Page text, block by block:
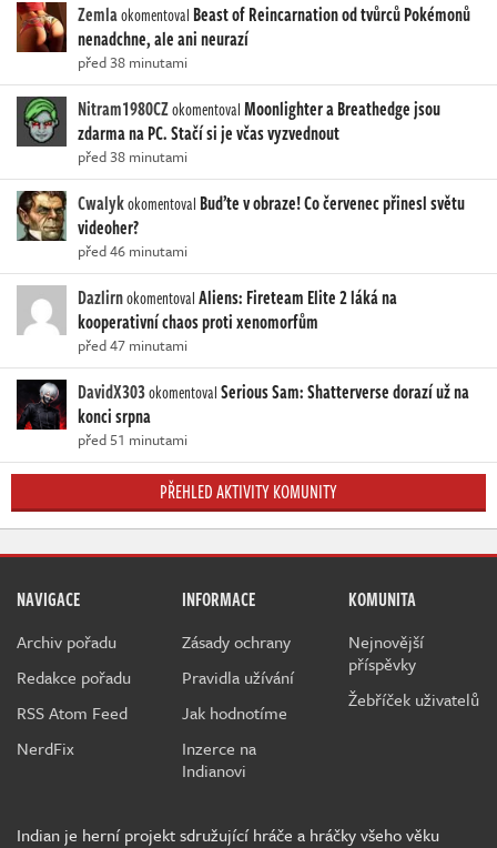
Zemlaokomentoval Beast of Reincarnation od tvůrců Pokémonů
nenadchne, ale ani neurazí
před 38 minutami
Nitram1980CZokomentovalMoonlighter a Breathedge jsou
zdarma na PC. Stačí si je včas vyzvednout
před 38 minutami
Cwalykokomentoval Buďte v obraze! Co červenec přinesl světu
videoher?
před 46 minutami
DazlirnokomentovalAliens: Fireteam Elite 2 láká na
kooperativní chaos proti xenomorfům
před 47 minutami
DavidX303okomentovalSerious Sam: Shatterverse dorazí už na
konci srpna
před 51 minutami
PŘEHLED AKTIVITY KOMUNITY
NAVIGACE
Archiv pořadu
Redakce pořadu
RSS Atom Feed
NerdFix
INFORMACE
Zásady ochrany
Pravidla užívání
Jak hodnotíme
Inzerce na
Indianovi
KOMUNITA
Nejnovější
příspěvky
Žebříček uživatelů
Indian je herní projekt sdružující hráče a hráčky všeho věku